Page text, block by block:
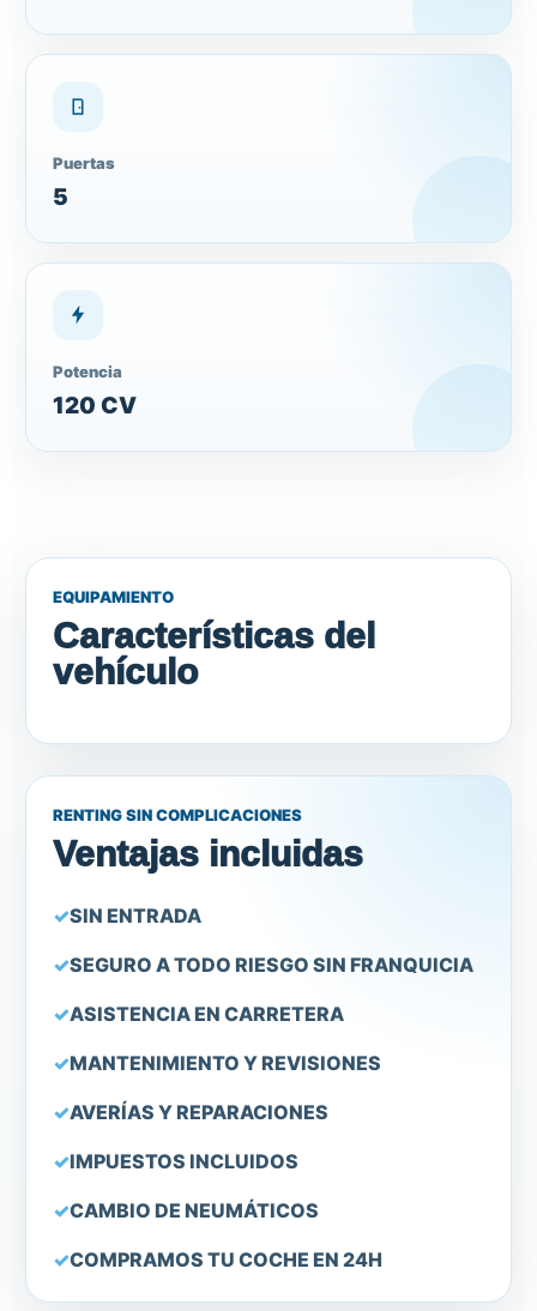
Puertas
5
Potencia
120 CV
EQUIPAMIENTO
Características del
vehículo
RENTING SIN COMPLICACIONES
Ventajas incluidas
SIN ENTRADA
SEGURO A TODO RIESGO SIN FRANQUICIA
ASISTENCIA EN CARRETERA
MANTENIMIENTO Y REVISIONES
AVERÍAS Y REPARACIONES
IMPUESTOS INCLUIDOS
CAMBIO DE NEUMÁTICOS
COMPRAMOS TU COCHE EN 24H